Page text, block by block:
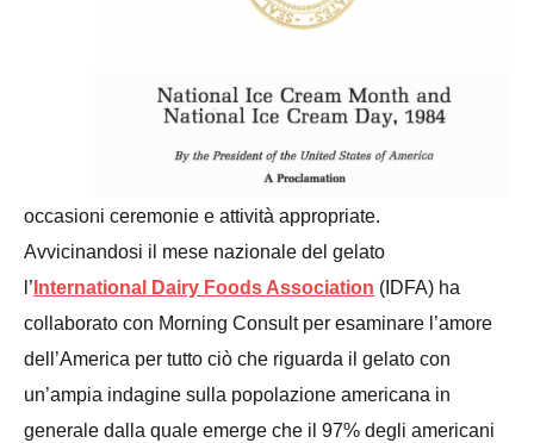
occasioni ceremonie e attività appropriate.
Avvicinandosi i l mese nazionale del gelato
l’ International Dairy Foods Association (IDFA) ha
collaborato con Morning Consult per esaminare l’amore
dell’America per tutto ciò che riguarda il gelato con
un’ampia indagine sulla popolazione americana in
generale dalla quale emerge che i l 97% degli americani